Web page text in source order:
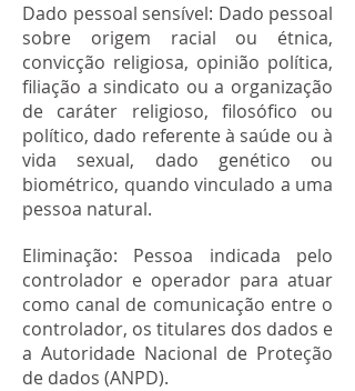
Dado pessoal sensível: Dado pessoal
sobre origem racial ou étnica,
convicção religiosa, opinião política,
filiação a sindicato ou a organização
de caráter religioso, filosófico ou
político, dado referente à saúde ou à
vida sexual, dado genético ou
biométrico, quando vinculado a uma
pessoa natural.
Eliminação: Pessoa indicada pelo
controlador e operador para atuar
como canal de comunicação entre o
controlador, os titulares dos dados e
a Autoridade Nacional de Proteção
de dados (ANPD).